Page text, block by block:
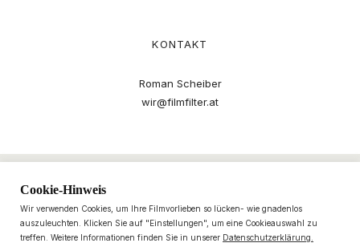
KONTAKT
Roman Scheiber
wir@filmfilter.at
Cookie-Hinweis
Wir verwenden Cookies, um Ihre Filmvorlieben so lücken- wie gnadenlos
auszuleuchten. Klicken Sie auf "Einstellungen", um eine Cookieauswahl zu
treffen. Weitere Informationen finden Sie in unserer Datenschutzerklärung.